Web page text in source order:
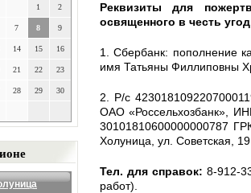
1 2
7 8 9
14 15 16
21 22 23
28 29 30
Реквизиты для
освященного в честь
1. Сбербанк: пополнение
имя Татьяны Филлиповны
2. Р/с
ОАО «Россельхозбанк»,
30101810600000000787
Холуница, ул. Советская,
Тел. для справок: 8-912-
работ).